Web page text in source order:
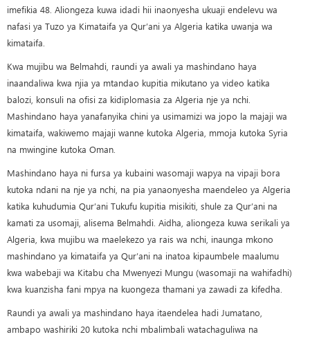
imefikia 48. Aliongeza kuwa idadi hii inaonyesha ukuaji endelevu wa
nafasi ya Tuzo ya Kimataifa ya Qur’ani ya Algeria katika uwanja wa
kimataifa.
Kwa mujibu wa Belmahdi, raundi ya awali ya mashindano haya
inaandaliwa kwa njia ya mtandao kupitia mikutano ya video katika
balozi, konsuli na ofisi za kidiplomasia za Algeria nje ya nchi.
Mashindano haya yanafanyika chini ya usimamizi wa jopo la majaji wa
kimataifa, wakiwemo majaji wanne kutoka Algeria, mmoja kutoka Syria
na mwingine kutoka Oman.
Mashindano haya ni fursa ya kubaini wasomaji wapya na vipaji bora
kutoka ndani na nje ya nchi, na pia yanaonyesha maendeleo ya Algeria
katika kuhudumia Qur’ani Tukufu kupitia misikiti, shule za Qur’ani na
kamati za usomaji, alisema Belmahdi. Aidha, aliongeza kuwa serikali ya
Algeria, kwa mujibu wa maelekezo ya rais wa nchi, inaunga mkono
mashindano ya kimataifa ya Qur’ani na inatoa kipaumbele maalumu
kwa wabebaji wa Kitabu cha Mwenyezi Mungu (wasomaji na wahifadhi)
kwa kuanzisha fani mpya na kuongeza thamani ya zawadi za kifedha.
Raundi ya awali ya mashindano haya itaendelea hadi Jumatano,
ambapo washiriki 20 kutoka nchi mbalimbali watachaguliwa na